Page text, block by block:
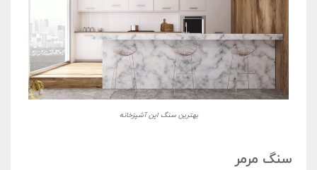
بهترین سنگ اپن آشپزخانه
سنگ مرمر